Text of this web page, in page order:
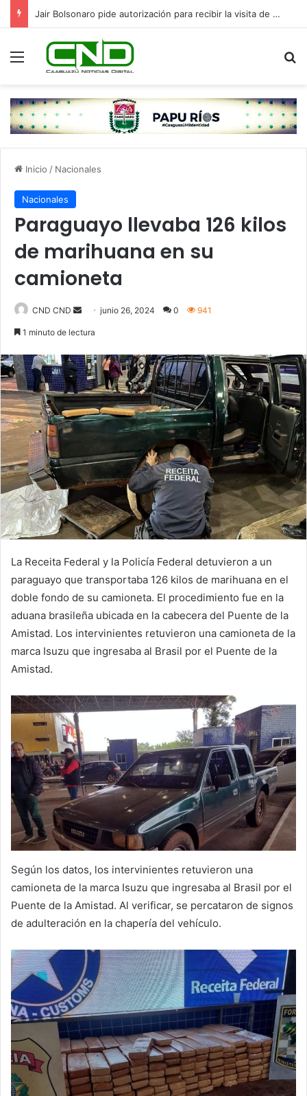
Jair Bolsonaro pide autorización para recibir la visita de sus hijos en el Día del Padre
Menú
Inicio / Nacionales
Nacionales
Paraguayo llevaba 126 kilos
de marihuana en su
camioneta
CND CND
Sendjunio 26, 2024 0 941
1 minuto de lectura
La Receita Federal y la Policía Federal detuvieron a un
paraguayo que transportaba 126 kilos de marihuana en el
doble fondo de su camioneta. El procedimiento fue en la
aduana brasileña ubicada en la cabecera del Puente de la
Amistad. Los intervinientes retuvieron una camioneta de la
marca Isuzu que ingresaba al Brasil por el Puente de la
Amistad.
Según los datos, los intervinientes retuvieron una
camioneta de la marca Isuzu que ingresaba al Brasil por el
Puente de la Amistad. Al verificar, se percataron de signos
de adulteración en la chapería del vehículo.